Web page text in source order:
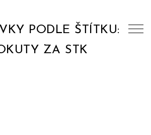
PODLE ŠTÍTKU:
ZA STK